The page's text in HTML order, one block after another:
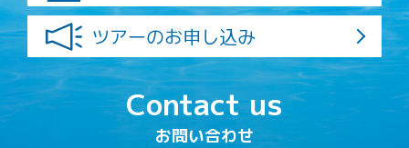
ツアーのお申し込み
Contact us
お問い合わせ